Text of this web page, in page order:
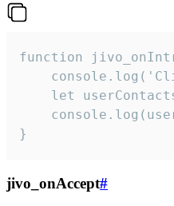
function
let
}
jivo_onAccept#